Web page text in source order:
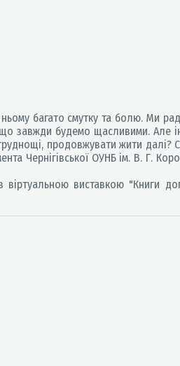
багато смутку та болю. Ми
що завжди будемо щасливими.
продовжувати жити
Чернігівської ОУНБ ім. В. Г.
виставкою "Книги